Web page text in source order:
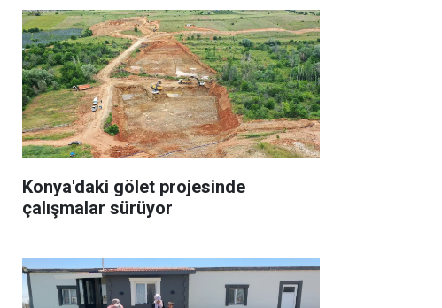
Konya'daki gölet projesinde
çalışmalar sürüyor